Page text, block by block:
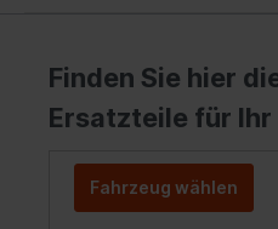
Finden Sie hier
Ersatzteile für Ihr
Fahrzeug wählen